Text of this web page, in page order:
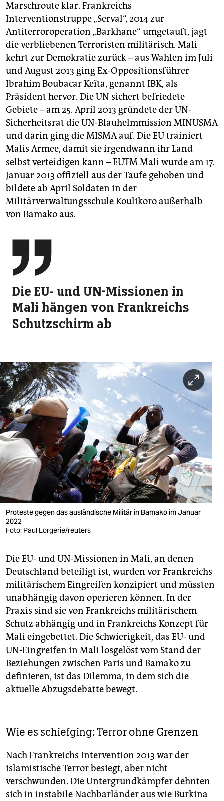
Marschroute klar. Frankreichs
Interventionstruppe „Serval“, 2014 zur
Antiterroroperation „Barkhane“ umgetauft, jagt
die verbliebenen Terroristen militärisch. Mali
kehrt zur Demokratie zurück – aus Wahlen im Juli
und August 2013 ging Ex-Oppositionsführer
Ibrahim Boubacar Keïta, genannt IBK, als
Präsident hervor. Die UN sichert befriedete
Gebiete – am 25. April 2013 gründete der UN-
Sicherheitsrat die UN-Blauhelmmission MINUSMA
und darin ging die MISMA auf. Die EU trainiert
Malis Armee, damit sie irgendwann ihr Land
selbst verteidigen kann – EUTM Mali wurde am 17.
Januar 2013 offiziell aus der Taufe gehoben und
bildete ab April Soldaten in der
Militärverwaltungsschule Koulikoro außerhalb
von Bamako aus.

Die EU- und UN-Missionen in
Mali hängen von Frankreichs
Schutzschirm ab
Proteste gegen das ausländische Militär in Bamako im Januar
2022
Foto: Paul Lorgerie/reuters
Die EU- und UN-Missionen in Mali, an denen
Deutschland beteiligt ist, wurden vor Frankreichs
militärischem Eingreifen konzipiert und müssten
unabhängig davon operieren können. In der
Praxis sind sie von Frankreichs militärischem
Schutz abhängig und in Frankreichs Konzept für
Mali eingebettet. Die Schwierigkeit, das EU- und
UN-Eingreifen in Mali losgelöst vom Stand der
Beziehungen zwischen Paris und Bamako zu
definieren, ist das Dilemma, in dem sich die
aktuelle Abzugsdebatte bewegt.
Wie es schiefging: Terror ohne Grenzen
Nach Frankreichs Intervention 2013 war der
islamistische Terror besiegt, aber nicht
verschwunden. Die Untergrundkämpfer dehnten
sich in instabile Nachbarländer aus wie Burkina